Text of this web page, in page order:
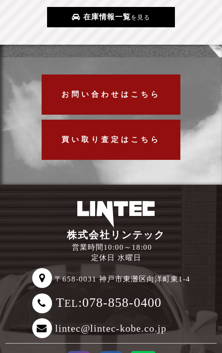
在庫情報一覧を見る
お問い合わせはこちら
買い取り査定はこちら
株式会社リンテック
営業時間10:00～18:00
定休日 水曜日
〒658-0031 神戸市東灘区向洋町東1-4
TEL:078-858-0400
lintec@lintec-kobe.co.jp